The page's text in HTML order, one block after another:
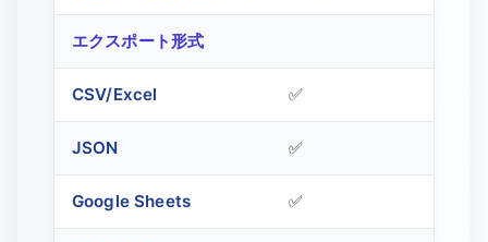
エクスポート形式
CSV/Excel ✅
JSON ✅
Google Sheets ✅